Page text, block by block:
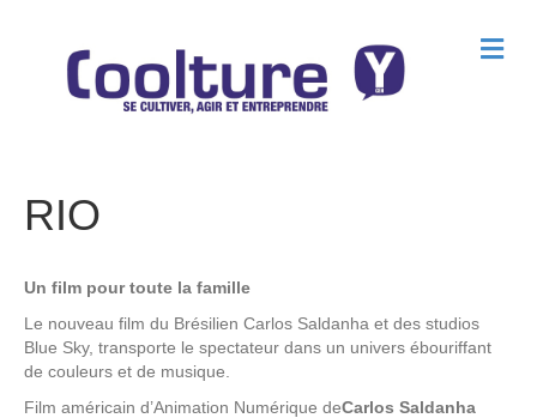
M
e
RIO
Un film pour toute la famille
Le nouveau film du Brésilien Carlos Saldanha et des studios
Blue Sky, transporte le spectateur dans un univers ébouriffant
de couleurs et de musique.
Film américain d’Animation Numérique deCarlos Saldanha